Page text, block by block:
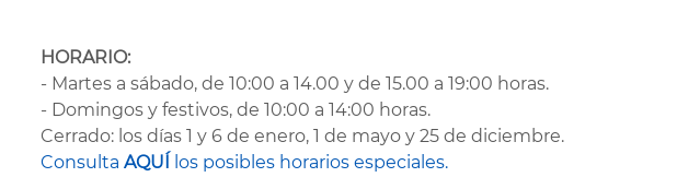
HORARIO:
- Martes a sábado, de 10:00 a 14.00 y de 15.00 a 19:00 horas.
- Domingos y festivos, de 10:00 a 14:00 horas.
Cerrado: los días 1 y 6 de enero, 1 de mayo y 25 de diciembre.
Consulta AQUÍ los posibles horarios especiales.